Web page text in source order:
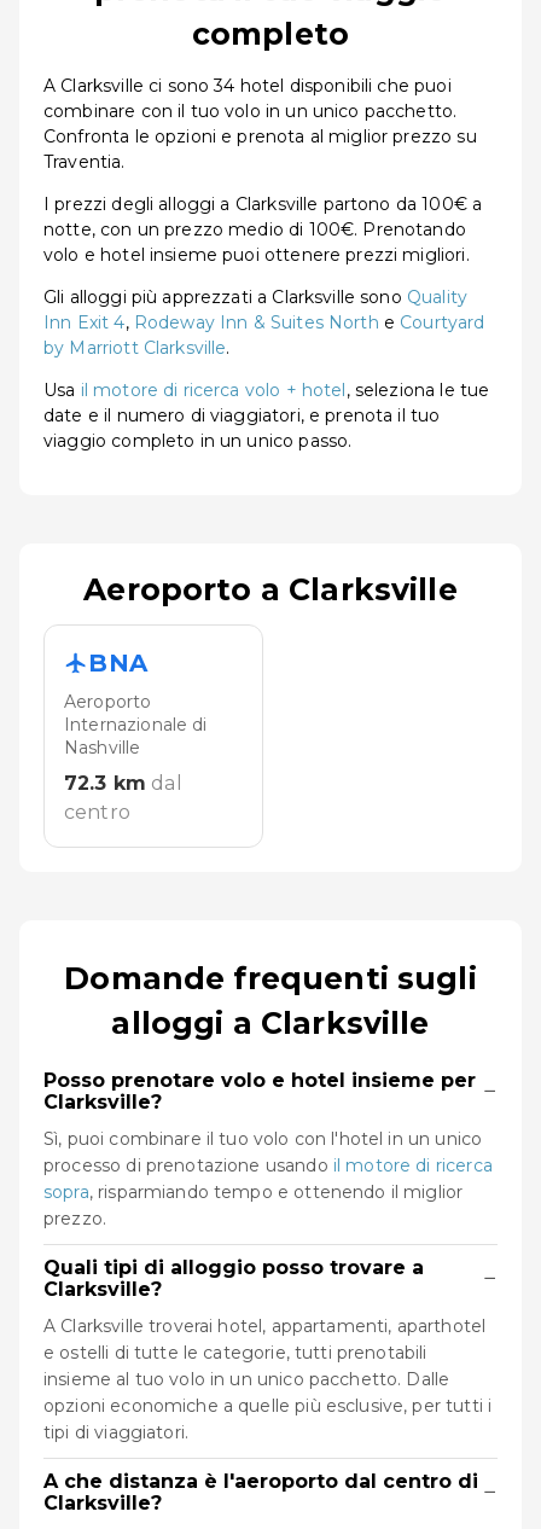
completo
A Clarksville ci sono 34 hotel disponibili che puoi
combinare con il tuo volo in un unico pacchetto.
Confronta le opzioni e prenota al miglior prezzo su
Traventia.
I prezzi degli alloggi a Clarksville partono da 100€ a
notte, con un prezzo medio di 100€. Prenotando
volo e hotel insieme puoi ottenere prezzi migliori.
Gli alloggi più apprezzati a Clarksville sono Quality
Inn Exit 4, Rodeway Inn & Suites North e Courtyard
by Marriott Clarksville.
Usa il motore di ricerca volo + hotel, seleziona le tue
date e il numero di viaggiatori, e prenota il tuo
viaggio completo in un unico passo.
Aeroporto a Clarksville
BNA
Aeroporto
Internazionale di
Nashville
72.3 km dal
centro
Domande frequenti sugli
alloggi a Clarksville
Posso prenotare volo e hotel insieme per
Clarksville?
−
Sì, puoi combinare il tuo volo con l'hotel in un unico
processo di prenotazione usando il motore di ricerca
sopra, risparmiando tempo e ottenendo il miglior
prezzo.
Quali tipi di alloggio posso trovare a
Clarksville?
−
A Clarksville troverai hotel, appartamenti, aparthotel
e ostelli di tutte le categorie, tutti prenotabili
insieme al tuo volo in un unico pacchetto. Dalle
opzioni economiche a quelle più esclusive, per tutti i
tipi di viaggiatori.
A che distanza è l'aeroporto dal centro di
Clarksville?
−